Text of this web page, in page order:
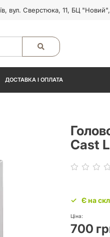
вул. Сверстюка, 11, БЦ "Новий",
ДОСТАВКА І ОПЛАТА
Cast
Є на
Ціна:
700